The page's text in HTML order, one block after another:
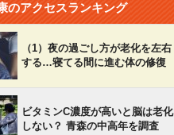
のアクセスランキング
（1）夜の過ごし方が老化を左右
する…寝てる間に進む体の修復
ビタミンC濃度が高いと脳は老化
しない？ 青森の中高年を調査